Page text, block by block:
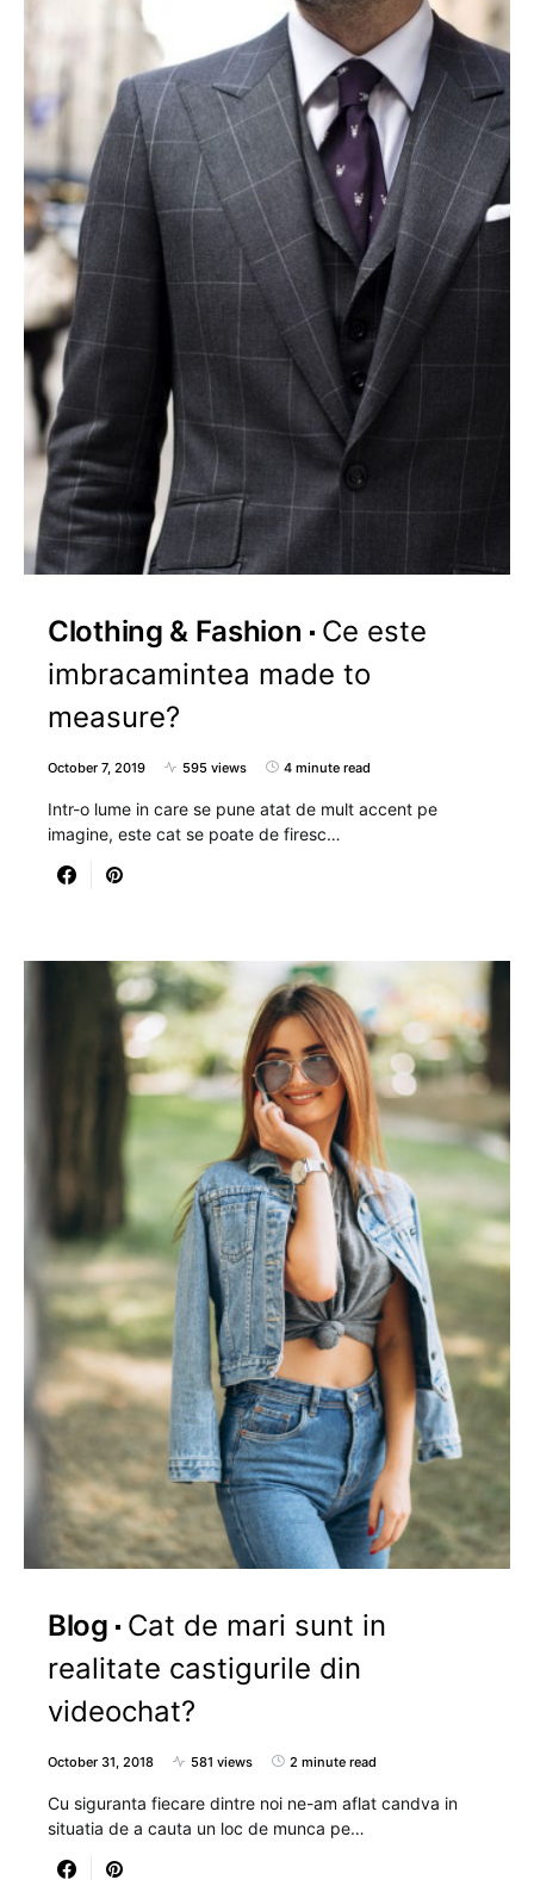
Clothing & Fashion
Ce este
imbracamintea made to
measure?
October 7, 2019 595 views 4 minute read
Intr-o lume in care se pune atat de mult accent pe
imagine, este cat se poate de firesc…
Blog
Cat de mari sunt in
realitate castigurile din
videochat?
October 31, 2018 581 views 2 minute read
Cu siguranta fiecare dintre noi ne-am aflat candva in
situatia de a cauta un loc de munca pe…